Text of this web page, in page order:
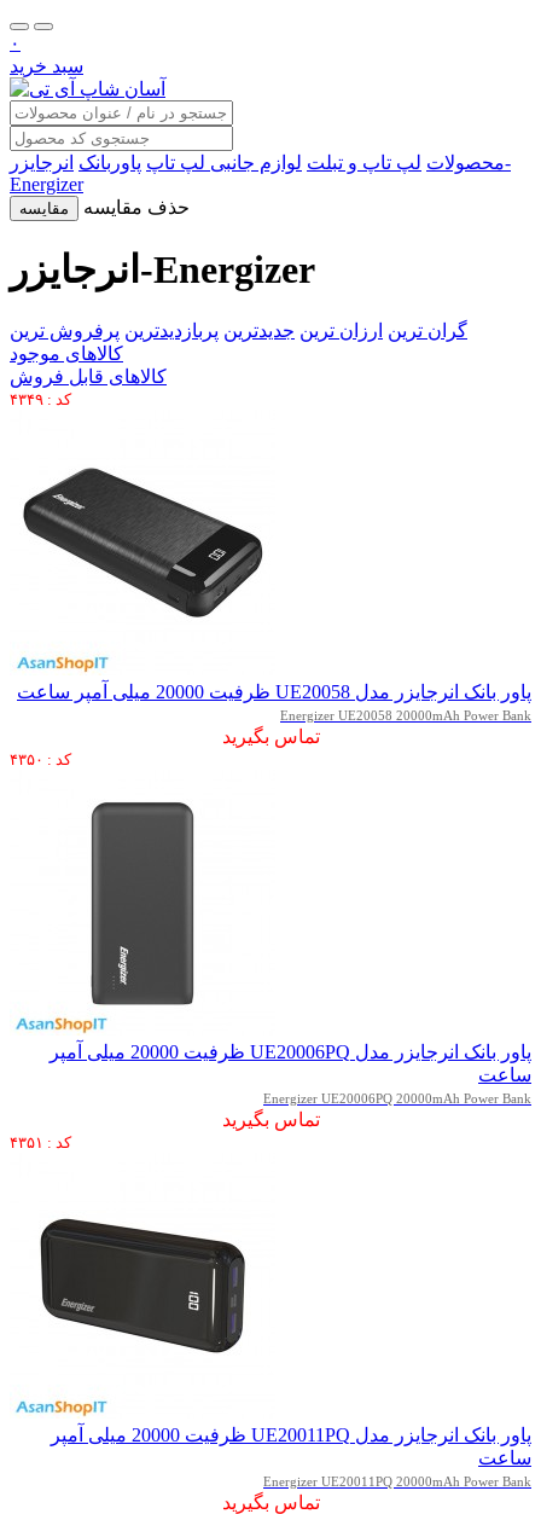
۰
سبد خرید
محصولات لپ تاپ و تبلت لوازم جانبی لپ تاپ پاوربانک انرجایزر-
Energizer
مقایسه حذف مقایسه
انرجایزر-Energizer
گران ترین ارزان ترین جدیدترین پربازدیدترین پرفروش ترین
کالاهای موجود
کالاهای قابل فروش
کد : ۴۳۴۹
پاور بانک انرجایزر مدل UE20058 ظرفیت 20000 میلی آمپر ساعت
Energizer UE20058 20000mAh Power Bank
تماس بگیرید
کد : ۴۳۵۰
پاور بانک انرجایزر مدل UE20006PQ ظرفیت 20000 میلی آمپر
ساعت
Energizer UE20006PQ 20000mAh Power Bank
تماس بگیرید
کد : ۴۳۵۱
پاور بانک انرجایزر مدل UE20011PQ ظرفیت 20000 میلی آمپر
ساعت
Energizer UE20011PQ 20000mAh Power Bank
تماس بگیرید